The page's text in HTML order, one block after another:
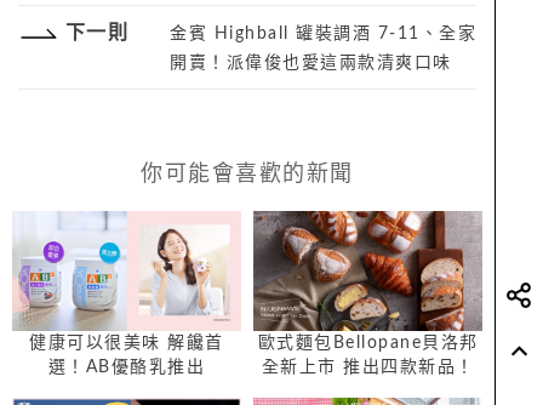
下一則
金賓 Highball 罐裝調酒 7-11、全家
開賣！派偉俊也愛這兩款清爽口味
你可能會喜歡的新聞
健康可以很美味 解饞首
選！AB優酪乳推出
歐式麵包Bellopane貝洛邦
全新上市 推出四款新品！